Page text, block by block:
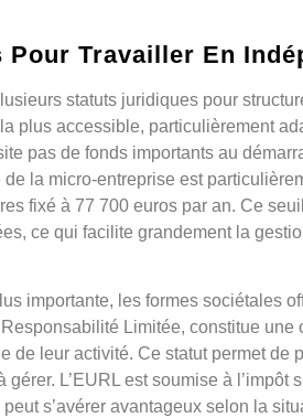
Travailler En
statuts juridiques pour
plus accessible, particulièrement
pas de fonds importants au
la micro-entreprise est
fixé à 77 700 euros par an. Ce
ce qui facilite grandement la
importante, les formes sociétales
Limitée, constitue une
de leur activité. Ce statut permet de
L’EURL est soumise à l’impôt
s’avérer avantageux selon la